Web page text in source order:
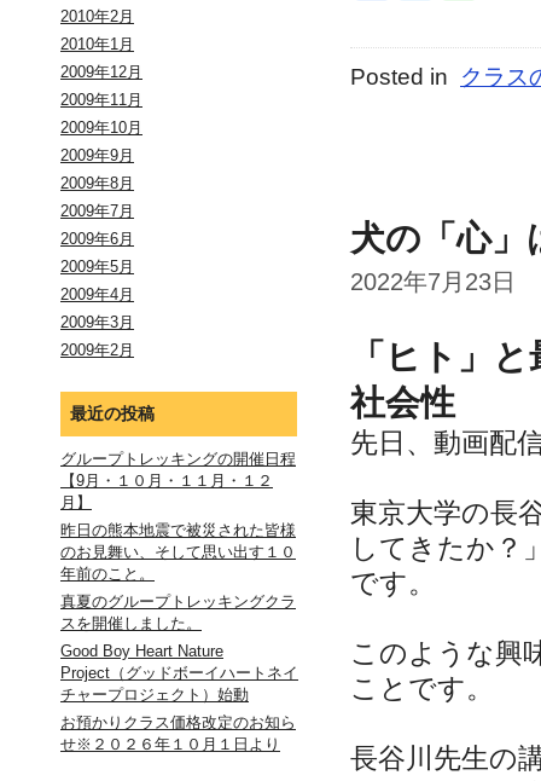
2010年2月
2010年1月
2009年12月
2009年11月
2009年10月
2009年9月
2009年8月
2009年7月
2009年6月
2009年5月
2009年4月
2009年3月
2009年2月
最近の投稿
グループトレッキングの開催日程
【9月・１０月・１１月・１２
月】
昨日の熊本地震で被災された皆様
のお見舞い、そして思い出す１０
年前のこと。
真夏のグループトレッキングクラ
スを開催しました。
Good Boy Heart Nature
Project（グッドボーイハートネイ
チャープロジェクト）始動
お預かりクラス価格改定のお知ら
せ※２０２６年１０月１日より
Posted in クラス
犬の「心
2022年7月23日
「ヒト」
社会性
先日、動画配
東京大学の長
してきたか？
です。
このような興
ことです。
長谷川先生の